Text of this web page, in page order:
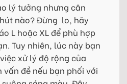
lý tưởng nhưng cân
nào? Đừng lo, hãy
L hoặc XL để phù hợp
Tuy nhiên, lúc này bạn
xử lý độ rộng của
đề nếu bạn phối với